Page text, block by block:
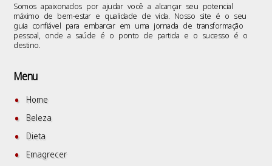
Somos apaixonados por ajudar você a alcançar seu potencial
máximo de bem-estar e qualidade de vida. Nosso site é o seu
guia confiável para embarcar em uma jornada de transformação
pessoal, onde a saúde é o ponto de partida e o sucesso é o
destino.
Menu
Home
Beleza
Dieta
Emagrecer